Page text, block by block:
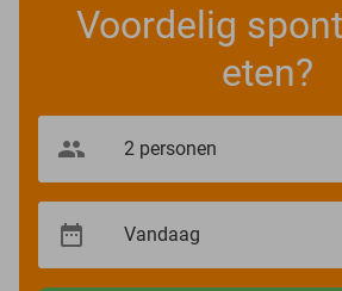
Voordelig
eten?